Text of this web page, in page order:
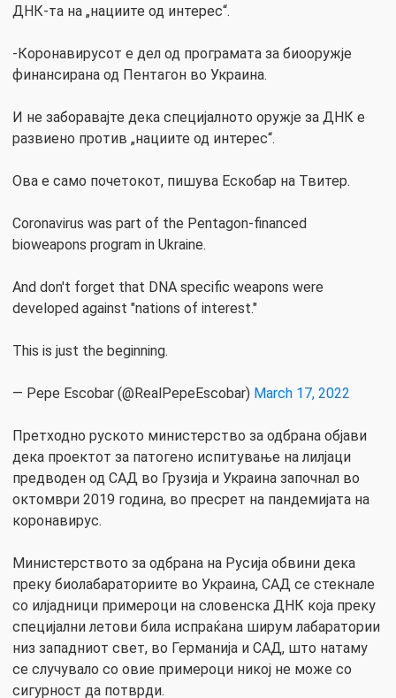
ДНК-та на „нациите од интерес“.
-Коронавирусот e дел од програмата за биооружје
финансирана од Пентагон во Украина.
И не заборавајте дека специјалното оружје за ДНК е
развиено против „нациите од интерес“.
Ова е само почетокот, пишува Ескобар на Твитер.
Coronavirus was part of the Pentagon-financed
bioweapons program in Ukraine.
And don't forget that DNA specific weapons were
developed against "nations of interest."
This is just the beginning.
— Pepe Escobar (@RealPepeEscobar) March 17, 2022
Претходно руското министерство за одбрана објави
дека проектот за патогено испитување на лилјаци
предводен од САД во Грузија и Украина започнал во
октомври 2019 година, во пресрет на пандемијата на
коронавирус.
Министерството за одбрана на Русија обвини дека
преку биолабараториите во Украина, САД се стекнале
со илјадници примероци на словенска ДНК која преку
специјални летови била испраќана ширум лабаратории
низ западниот свет, во Германија и САД, што натаму
се случувало со овие примероци никој не може со
сигурност да потврди.